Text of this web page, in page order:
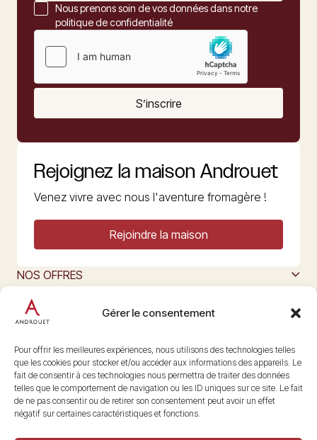
Gérer le consentement
Pour offrir les meilleures expériences, nous utilisons des technologies telles
que les cookies pour stocker et/ou accéder aux informations des appareils. Le
fait de consentir à ces technologies nous permettra de traiter des données
telles que le comportement de navigation ou les ID uniques sur ce site. Le fait
de ne pas consentir ou de retirer son consentement peut avoir un effet
négatif sur certaines caractéristiques et fonctions.
Nous prenons soin de vos données dans notre
politique de confidentialité
S’inscrire
Rejoignez la maison Androuet
Venez vivre avec nous l'aventure fromagère !
Rejoindre la maison
NOS OFFRES
L’ART DU FROMAGE
Nous suivre
@maisonandrouet
Copyright © 2026 Androuet
Site parMake the Grade